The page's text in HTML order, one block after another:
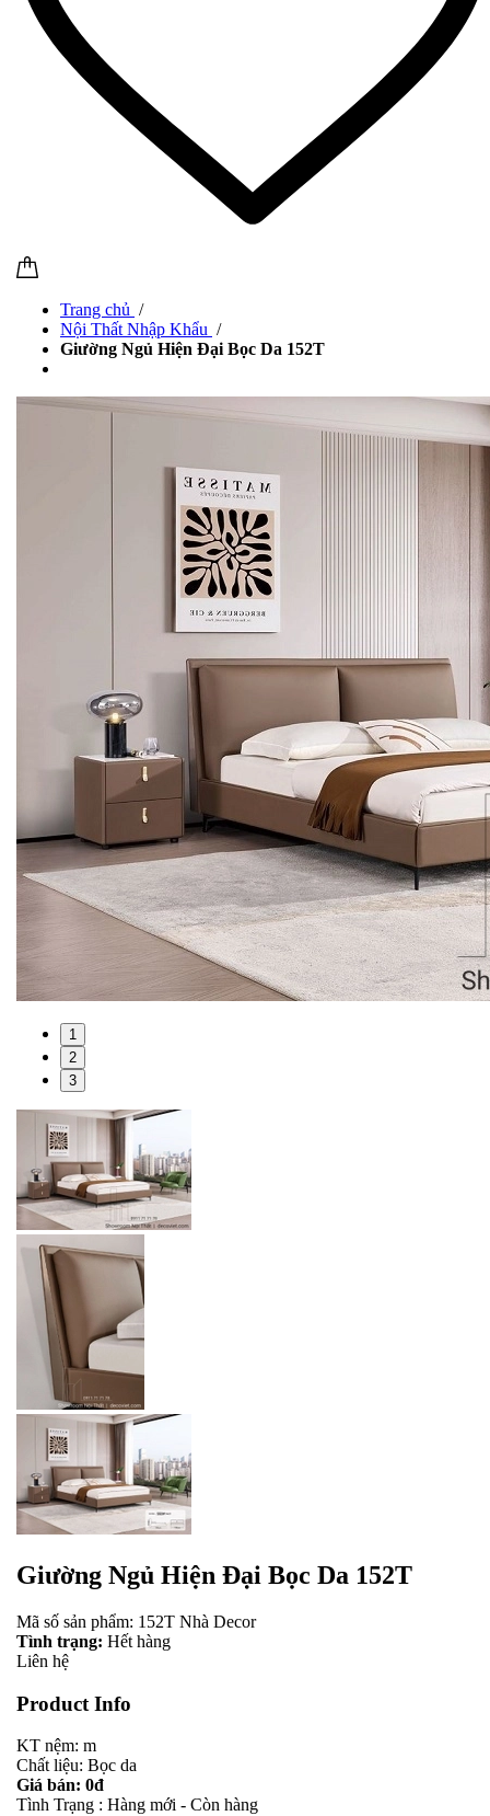
Trang chủ /
Nội Thất Nhập Khẩu /
Giường Ngủ Hiện Đại Bọc Da 152T
1
2
3
Giường Ngủ Hiện Đại Bọc Da 152T
Mã số sản phẩm: 152T Nhà Decor
Tình trạng: Hết hàng
Liên hệ
Product Info
KT nệm: m
Chất liệu: Bọc da
Giá bán: 0đ
Tình Trạng : Hàng mới - Còn hàng